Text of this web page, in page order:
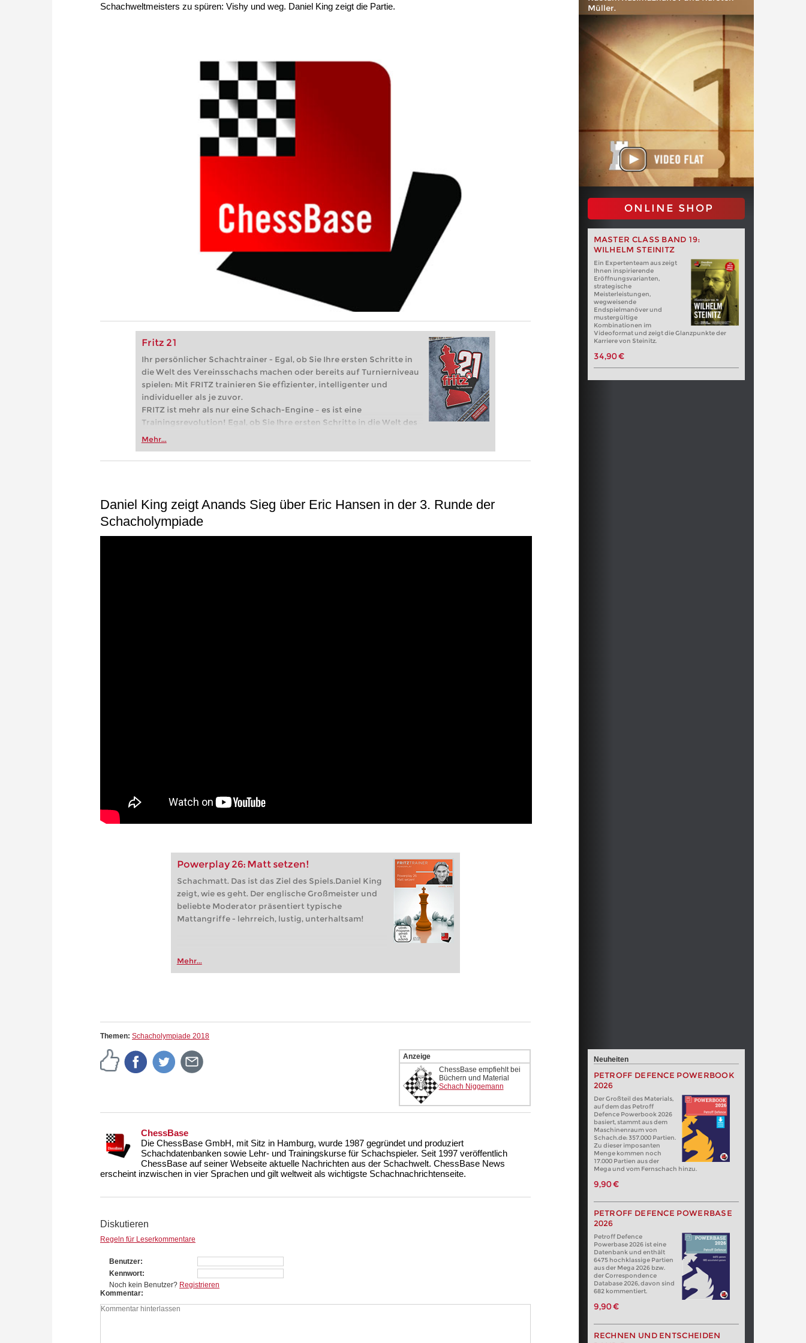
Schachweltmeisters zu spüren: Vishy und weg. Daniel King zeigt die Partie.
Fritz 21
Ihr persönlicher Schachtrainer - Egal, ob Sie Ihre ersten Schritte in
die Welt des Vereinsschachs machen oder bereits auf Turnierniveau
spielen: Mit FRITZ trainieren Sie effizienter, intelligenter und
individueller als je zuvor.
FRITZ ist mehr als nur eine Schach-Engine – es ist eine
Trainingsrevolution! Egal, ob Sie Ihre ersten Schritte in die Welt des
Vereinsschachs machen oder bereits auf Turnierniveau spielen: Mit
zuvor.
Mehr...
Müller.
ONLINE SHOP
MASTER CLASS BAND 19:
WILHELM STEINITZ
Ein Expertenteam aus zeigt
Ihnen inspirierende
Eröffnungsvarianten,
strategische
Meisterleistungen,
wegweisende
Endspielmanöver und
mustergültige
Kombinationen im
Videoformat und zeigt die Glanzpunkte der
Karriere von Steinitz.
34,90 €
Daniel King zeigt Anands Sieg über Eric Hansen in der 3. Runde der
Schacholympiade
Powerplay 26: Matt setzen!
Schachmatt. Das ist das Ziel des Spiels.Daniel King
zeigt, wie es geht. Der englische Großmeister und
beliebte Moderator präsentiert typische
Mattangriffe - lehrreich, lustig, unterhaltsam!
Mehr...
Themen: Schacholympiade 2018
Anzeige
ChessBase empfiehlt bei
Büchern und Material
Schach Niggemann
ChessBase
Die ChessBase GmbH, mit Sitz in Hamburg, wurde 1987 gegründet und produziert
Schachdatenbanken sowie Lehr- und Trainingskurse für Schachspieler. Seit 1997 veröffentlich
ChessBase auf seiner Webseite aktuelle Nachrichten aus der Schachwelt. ChessBase News
erscheint inzwischen in vier Sprachen und gilt weltweit als wichtigste Schachnachrichtenseite.
Diskutieren
Regeln für Leserkommentare
Benutzer
Kennwort
Noch kein Benutzer? Registrieren
Kommentar
Neuheiten
PETROFF DEFENCE POWERBOOK
2026
Der Großteil des Materials,
auf dem das Petroff
Defence Powerbook 2026
basiert, stammt aus dem
Maschinenraum von
Schach.de: 357.000 Partien.
Zu dieser imposanten
Menge kommen noch
17.000 Partien aus der
Mega und vom Fernschach hinzu.
9,90 €
PETROFF DEFENCE POWERBASE
2026
Petroff Defence
Powerbase 2026 ist eine
Datenbank und enthält
6475 hochklassige Partien
aus der Mega 2026 bzw.
der Correspondence
Database 2026, davon sind
682 kommentiert.
9,90 €
RECHNEN UND ENTSCHEIDEN